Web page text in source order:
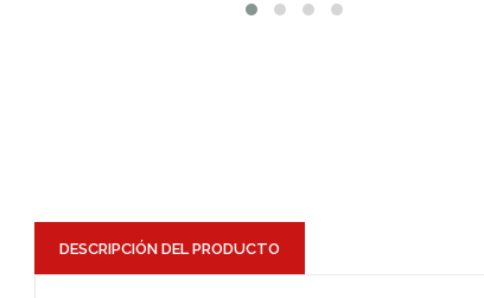
DESCRIPCIÓN DEL PRODUCTO